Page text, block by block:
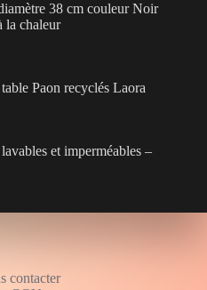
38 cm couleur Noir
la chaleur
Paon recyclés Laora
et imperméables –
contacter